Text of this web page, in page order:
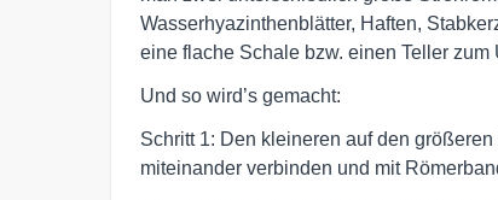
Wasserhyazinthenblätter, Haften,
eine flache Schale bzw. einen Teller zum
Und so wird’s gemacht:
Schritt 1: Den kleineren auf den
miteinander verbinden und mit